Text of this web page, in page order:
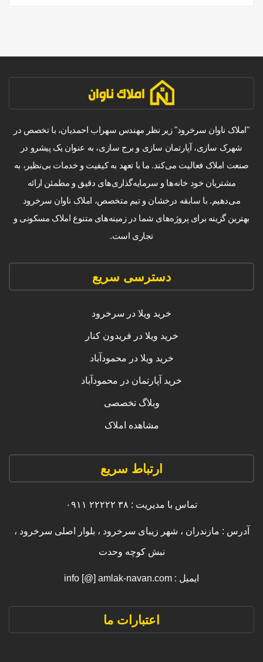
"املاک ناوان سرخرود" زیر نظر مهندس سهراب احمدیان، با تخصص در
شهرک سازی، آپارتمان سازی و برج سازی، به عنوان یک پیشرو در
صنعت املاک فعالیت می‌کند. ما با تعهد به کیفیت و خدمات بی‌نظیر، به
مشتریان خود خانه‌ها و سرمایه‌گذاری‌های دقیق و مطمئن ارائه
می‌دهیم. با سابقه درخشان و تیم متخصص، املاک ناوان سرخرود
بهترین گزینه برای پروژه‌های شما در زمینه‌های متنوع املاک مسکونی و
تجاری است.
دسترسی سریع
خرید ویلا در سرخرود
خرید ویلا در فریدون کنار
خرید ویلا در محمودآباد
خرید آپارتمان در محمودآباد
وبلاگ تخصصی
مشاهده املاک
ارتباط سریع
تماس با مدیریت : ۳۸ ۲۲۲۲۲ ۰۹۱۱
آدرس : مازندران ، شهر زیبای سرخرود ، بلوار اصلی سرخرود ،
نبش کوچه وحدت
ایمیل : info [@] amlak-navan.com
اعتبارات ما